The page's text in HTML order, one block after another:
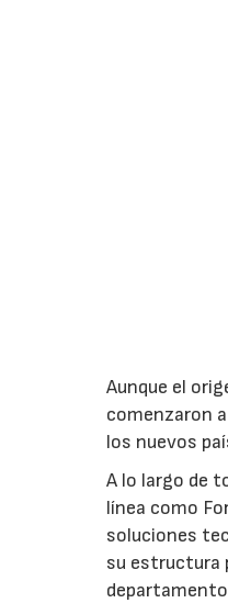
Aunque el
comenzaron
los nuevos
A lo largo de
línea como
soluciones
su estructura